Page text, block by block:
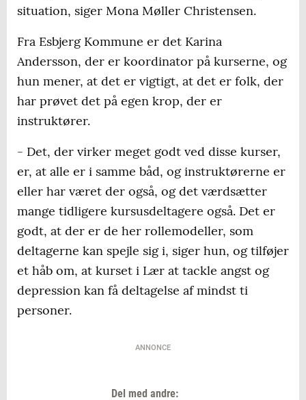
situation, siger Mona Møller Christensen.
Fra Esbjerg Kommune er det Karina
Andersson, der er koordinator på kurserne, og
hun mener, at det er vigtigt, at det er folk, der
har prøvet det på egen krop, der er
instruktører.
- Det, der virker meget godt ved disse kurser,
er, at alle er i samme båd, og instruktørerne er
eller har været der også, og det værdsætter
mange tidligere kursusdeltagere også. Det er
godt, at der er de her rollemodeller, som
deltagerne kan spejle sig i, siger hun, og tilføjer
et håb om, at kurset i Lær at tackle angst og
depression kan få deltagelse af mindst ti
personer.
ANNONCE
Del med andre: